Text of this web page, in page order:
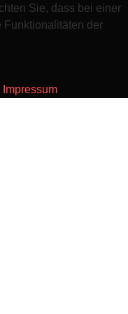
Sie, dass bei einer
Funktionalitäten der
Impressum